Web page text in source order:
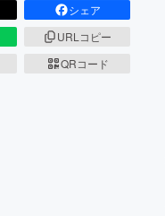
シェア
URLコピー
QRコード